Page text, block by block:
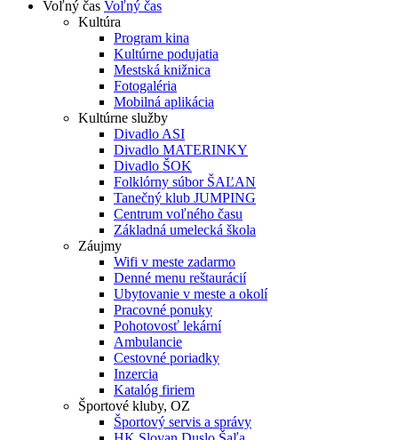
Voľný čas Voľný čas
Kultúra
Program kina
Kultúrne podujatia
Mestská knižnica
Fotogaléria
Mobilná aplikácia
Kultúrne služby
Divadlo ASI
Divadlo MATERINKY
Divadlo ŠOK
Folklórny súbor ŠAĽAN
Tanečný klub JUMPING
Centrum voľného času
Základná umelecká škola
Záujmy
Wifi v meste zadarmo
Denné menu reštaurácií
Ubytovanie v meste a okolí
Pracovné ponuky
Pohotovosť lekární
Ambulancie
Cestovné poriadky
Inzercia
Katalóg firiem
Športové kluby, OZ
Športový servis a správy